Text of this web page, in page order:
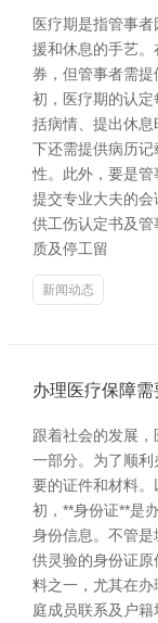
医疗期是指管事
援和休息的手艺
券，但管事者需
初，医疗期的认
括病情、提出休
下还需提供病历
性。此外，要是
提交专业大夫的
供工伤认定书及
质及停工留
新闻动态
办理医疗保障需
跟着社会的发展
一部分。为了顺
要的证件和材料
初，**身份证**是
身份信息。不管
供灵验的身份证
料之一，尤其在
庭成员联系及户